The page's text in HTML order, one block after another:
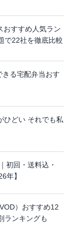
おすすめ人気ラン
で22社を徹底比較
きる宅配弁当おす
ひどい それでも私
初回・送料込・
年】
）おすすめ12
ランキングも